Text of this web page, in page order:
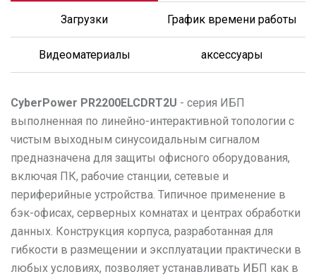
Загрузки График времени работы
Видеоматериалы аксессуары
CyberPower PR2200ELCDRT2U - серия ИБП
выполненная по линейно-интерактивной топологии с
чистым выходным синусоидальным сигналом
предназначена для защиты офисного оборудования,
включая ПК, рабочие станции, сетевые и
периферийные устройства. Типичное применение в
бэк-офисах, серверных комнатах и центрах обработки
данных. Конструкция корпуса, разработанная для
гибкости в размещении и эксплуатации практически в
любых условиях, позволяет устанавливать ИБП как в